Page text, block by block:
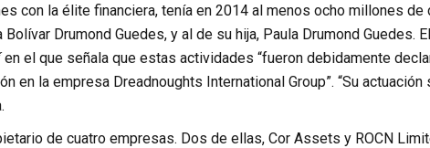
con la élite financiera, tenía en 2014 al menos ocho millones
Drumond Guedes, y al de su hija, Paula Drumond Guedes.
en el que señala que estas actividades “fueron debidamente
en la empresa Dreadnoughts International Group”. “Su
de cuatro empresas. Dos de ellas, Cor Assets y ROCN